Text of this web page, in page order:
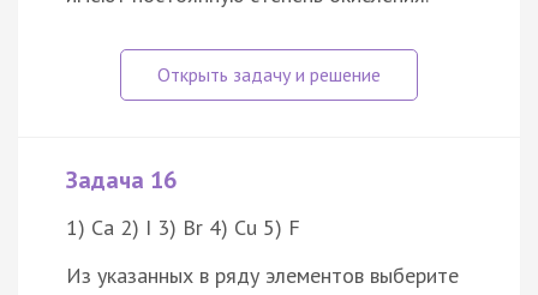
Задача 16
1) Ca 2) I 3) Br 4) Cu 5) F
Из указанных в ряду элементов выберите